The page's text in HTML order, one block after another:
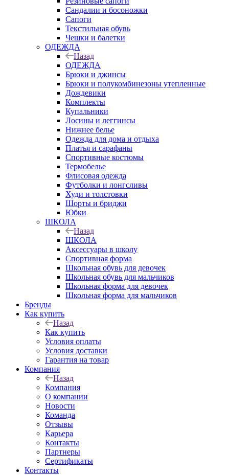
Сандалии и босоножки
Сапоги
Текстильная обувь
Чешки и балетки
ОДЕЖДА
Назад
ОДЕЖДА
Брюки и джинсы
Брюки и полукомбинезоны утепленные
Дождевики
Комплекты
Купальники
Лосины и леггинсы
Нижнее белье
Одежда для дома и отдыха
Платья и сарафаны
Спортивные костюмы
Термобелье
Флисовая одежда
Футболки и лонгсливы
Худи и толстовки
Шорты и бриджи
Юбки
ШКОЛА
Назад
ШКОЛА
Аксессуары в школу
Спортивная форма
Школьная обувь для девочек
Школьная обувь для мальчиков
Школьная форма для девочек
Школьная форма для мальчиков
Бренды
Как купить
Назад
Как купить
Условия оплаты
Условия доставки
Гарантия на товар
Компания
Назад
Компания
О компании
Новости
Команда
Отзывы
Карьера
Контакты
Партнеры
Сертификаты
Контакты